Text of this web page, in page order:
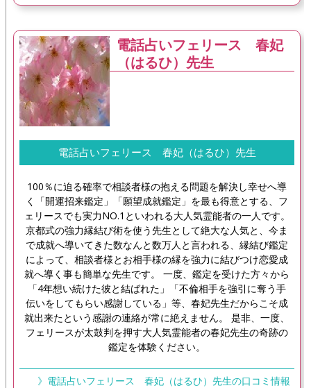
電話占いフェリース 春妃
（はるひ）先生
電話占いフェリース 春妃（はるひ）先生
100％に迫る確率で相談者様の抱える問題を解決し幸せへ導
く「開運招来鑑定」「願望成就鑑定」を最も得意とする、フ
ェリースでも実力NO.1といわれる大人気霊能者の一人です。
京都式の強力縁結び術を使う先生として絶大な人気と、今ま
で成就へ導いてきた数なんと数万人と言われる、縁結び鑑定
によって、相談者様とお相手様の縁を強力に結びつけ恋愛成
就へ導く事も簡単な先生です。 一度、鑑定を受けた方々から
「4年想い続けた彼と結ばれた」「不倫相手を強引に奪う手
伝いをしてもらい感謝している」等、春妃先生だからこそ成
就出来たという感謝の連絡が常に絶えません。 是非、一度、
フェリースが太鼓判を押す大人気霊能者の春妃先生の奇跡の
鑑定を体験ください。
》電話占いフェリース 春妃（はるひ）先生の口コミ情報